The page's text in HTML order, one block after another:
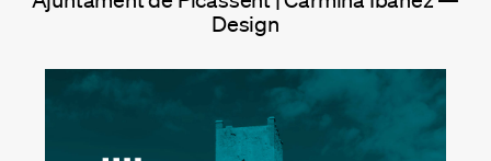
Design